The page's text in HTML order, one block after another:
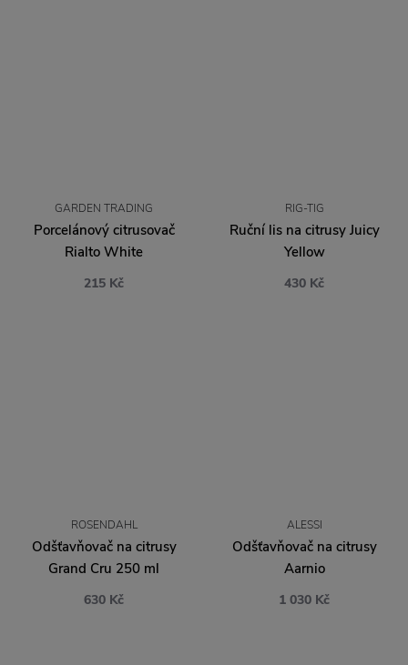
GARDEN TRADING
Porcelánový citrusovač
Rialto White
215 Kč
RIG-TIG
Ruční lis na citrusy Juicy
Yellow
430 Kč
ROSENDAHL
Odšťavňovač na citrusy
Grand Cru 250 ml
630 Kč
ALESSI
Odšťavňovač na citrusy
Aarnio
1 030 Kč